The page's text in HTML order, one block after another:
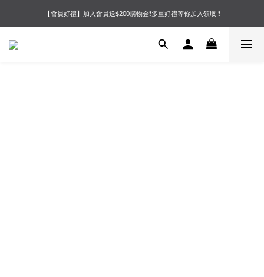
【夏末OUTLET】專區全面5折起❗超值入手就趁現在🔥
【會員好禮】加入會員送$200購物金❗多重好禮等你加入領取 ❗
【夏末OUTLET】專區全面5折起❗超值入手就趁現在🔥